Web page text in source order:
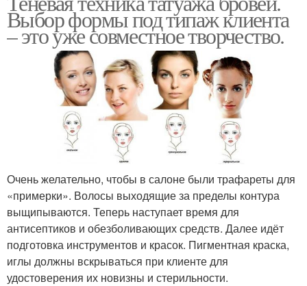
Выбор формы под типаж клиента
– это уже совместное творчество.
Очень желательно, чтобы в салоне были трафареты для
«примерки». Волосы выходящие за пределы контура
выщипываются. Теперь наступает время для
антисептиков и обезболивающих средств. Далее идёт
подготовка инструментов и красок. Пигментная краска,
иглы должны вскрываться при клиенте для
удостоверения их новизны и стерильности.